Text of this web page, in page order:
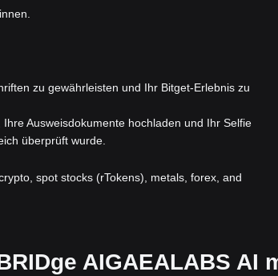
zu gewährleisten und Ihr Bitget-Erlebnis zu
Ausweisdokumente hochladen und Ihr Selfie
überprüft wurde.
spot stocks (rTokens), metals, forex, and
AIGAEALABS AI